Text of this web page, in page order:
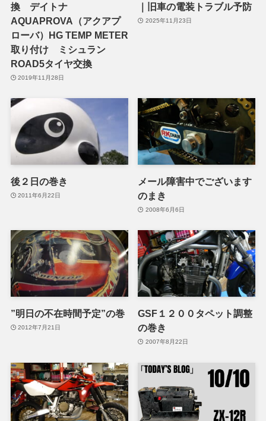
換 デイトナ
AQUAPROVA（アクアプ
ローバ）HG TEMP METER
取り付け ミシュラン
ROAD5タイヤ交換
2019年11月28日
｜旧車の電装トラブル予防
2025年11月23日
後２日の巻き
2011年6月22日
メール障害中でございます
のまき
2008年6月6日
”明日の不在時間予定”の巻
2012年7月21日
GSF１２００タペット調整
の巻き
2007年8月22日